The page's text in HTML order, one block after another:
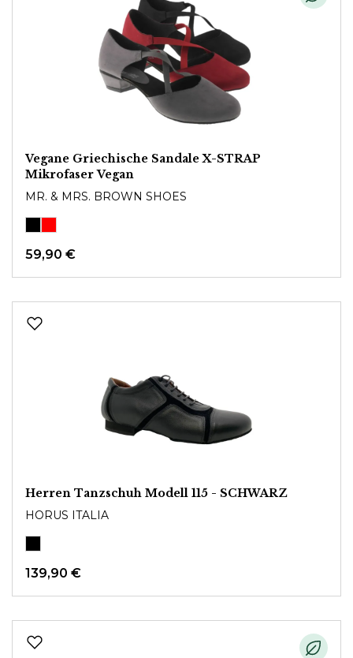
Vegane Griechische Sandale X-STRAP
Mikrofaser Vegan
MR. & MRS. BROWN SHOES
59,90 €
Herren Tanzschuh Modell 115 - SCHWARZ
HORUS ITALIA
139,90 €